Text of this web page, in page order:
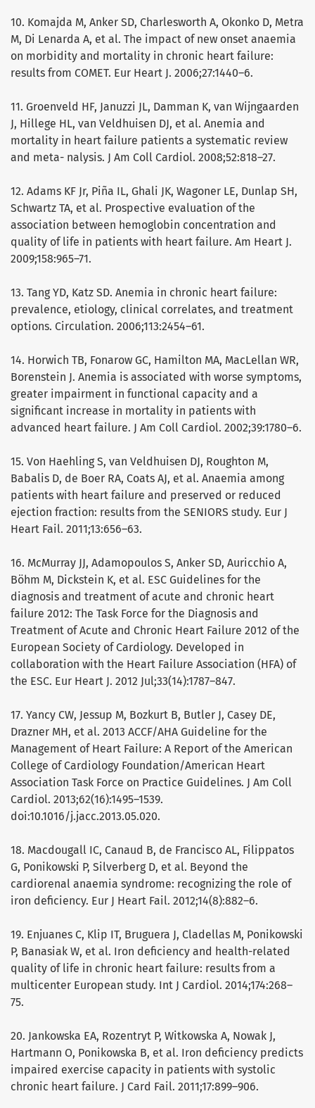
10. Komajda M, Anker SD, Charlesworth A, Okonko D, Metra
M, Di Lenarda A, et al. The impact of new onset anaemia
on morbidity and mortality in chronic heart failure:
results from COMET. Eur Heart J. 2006;27:1440–6.
11. Groenveld HF, Januzzi JL, Damman K, van Wijngaarden
J, Hillege HL, van Veldhuisen DJ, et al. Anemia and
mortality in heart failure patients a systematic review
and meta- nalysis. J Am Coll Cardiol. 2008;52:818–27.
12. Adams KF Jr, Piña IL, Ghali JK, Wagoner LE, Dunlap SH,
Schwartz TA, et al. Prospective evaluation of the
association between hemoglobin concentration and
quality of life in patients with heart failure. Am Heart J.
2009;158:965–71.
13. Tang YD, Katz SD. Anemia in chronic heart failure:
prevalence, etiology, clinical correlates, and treatment
options. Circulation. 2006;113:2454–61.
14. Horwich TB, Fonarow GC, Hamilton MA, MacLellan WR,
Borenstein J. Anemia is associated with worse symptoms,
greater impairment in functional capacity and a
significant increase in mortality in patients with
advanced heart failure. J Am Coll Cardiol. 2002;39:1780–6.
15. Von Haehling S, van Veldhuisen DJ, Roughton M,
Babalis D, de Boer RA, Coats AJ, et al. Anaemia among
patients with heart failure and preserved or reduced
ejection fraction: results from the SENIORS study. Eur J
Heart Fail. 2011;13:656–63.
16. McMurray JJ, Adamopoulos S, Anker SD, Auricchio A,
Böhm M, Dickstein K, et al. ESC Guidelines for the
diagnosis and treatment of acute and chronic heart
failure 2012: The Task Force for the Diagnosis and
Treatment of Acute and Chronic Heart Failure 2012 of the
European Society of Cardiology. Developed in
collaboration with the Heart Failure Association (HFA) of
the ESC. Eur Heart J. 2012 Jul;33(14):1787–847.
17. Yancy CW, Jessup M, Bozkurt B, Butler J, Casey DE,
Drazner MH, et al. 2013 ACCF/AHA Guideline for the
Management of Heart Failure: A Report of the American
College of Cardiology Foundation/American Heart
Association Task Force on Practice Guidelines. J Am Coll
Cardiol. 2013;62(16):1495–1539.
doi:10.1016/j.jacc.2013.05.020.
18. Macdougall IC, Canaud B, de Francisco AL, Filippatos
G, Ponikowski P, Silverberg D, et al. Beyond the
cardiorenal anaemia syndrome: recognizing the role of
iron deficiency. Eur J Heart Fail. 2012;14(8):882–6.
19. Enjuanes C, Klip IT, Bruguera J, Cladellas M, Ponikowski
P, Banasiak W, et al. Iron deficiency and health-related
quality of life in chronic heart failure: results from a
multicenter European study. Int J Cardiol. 2014;174:268–
75.
20. Jankowska EA, Rozentryt P, Witkowska A, Nowak J,
Hartmann O, Ponikowska B, et al. Iron deficiency predicts
impaired exercise capacity in patients with systolic
chronic heart failure. J Card Fail. 2011;17:899–906.